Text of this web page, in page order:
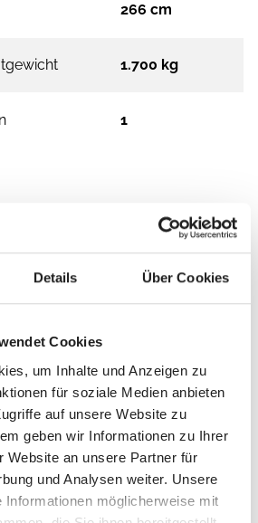
Details Über Cookies
Cookies
um Inhalte und Anzeigen zu
für soziale Medien anbieten
auf unsere Website zu
geben wir Informationen zu Ihrer
Website an unsere Partner für
und Analysen weiter. Unsere
Informationen möglicherweise mit
266 cm
1.700 kg
1
ab 2 Schlafplätze
2